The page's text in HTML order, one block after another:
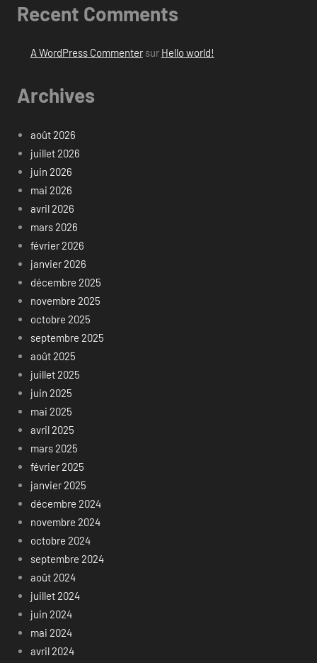
Recent Comments
A WordPress Commentersur Hello world!
Archives
août 2026
juillet 2026
juin 2026
mai 2026
avril 2026
mars 2026
février 2026
janvier 2026
décembre 2025
novembre 2025
octobre 2025
septembre 2025
août 2025
juillet 2025
juin 2025
mai 2025
avril 2025
mars 2025
février 2025
janvier 2025
décembre 2024
novembre 2024
octobre 2024
septembre 2024
août 2024
juillet 2024
juin 2024
mai 2024
avril 2024